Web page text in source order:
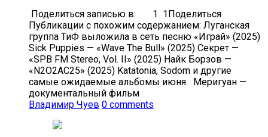
Поделиться записью в: 1 1Поделиться
Публикации с похожим содержанием: Луганская
группа ТиФ выложила в сеть песню «Играй» (2025)
Sick Puppies — «Wave The Bull» (2025) Секрет —
«SPB FM Stereo, Vol. II» (2025) Найк Борзов —
«N2O2AC25» (2025) Katatonia, Sodom и другие
самые ожидаемые альбомы июня Меригуан —
документальный фильм
Владимир Чуев 0 comments